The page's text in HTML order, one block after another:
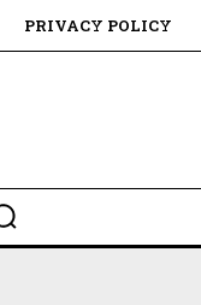
PRIVACY POLICY